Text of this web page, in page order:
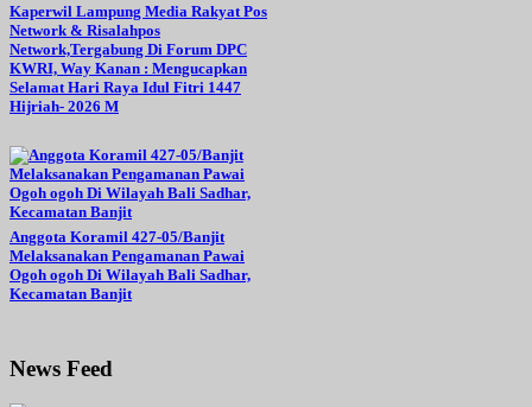
Kaperwil Lampung Media Rakyat Pos
Network & Risalahpos
Network,Tergabung Di Forum DPC
KWRI, Way Kanan : Mengucapkan
Selamat Hari Raya Idul Fitri 1447
Hijriah- 2026 M
Anggota Koramil 427-05/Banjit
Melaksanakan Pengamanan Pawai
Ogoh ogoh Di Wilayah Bali Sadhar,
Kecamatan Banjit
News Feed